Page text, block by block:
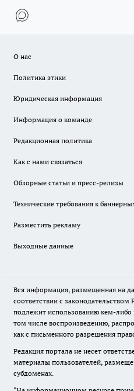
О нас
Политика этики
Юридическая информация
Информация о команде
Редакционная политика
Как с нами связаться
Обзорные статьи и пресс-релизы
Технические требования к
Разместить рекламу
Выходные данные
Вся информация, размещенная на
соответствии с
подлежит использованию кем-
том числе воспроизведению,
как с письменного разрешения
Редакция портала не несет
материалы пользователей,
субдоменах.